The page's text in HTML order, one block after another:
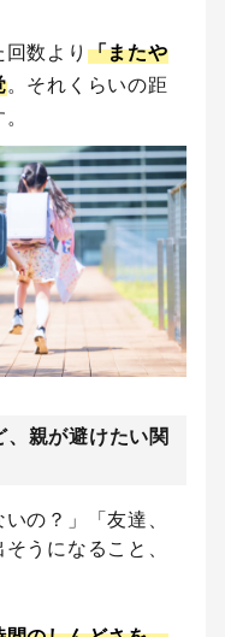
数より 「またや
。それくらいの距
親が避けたい関
の？」「友達、
うになること、